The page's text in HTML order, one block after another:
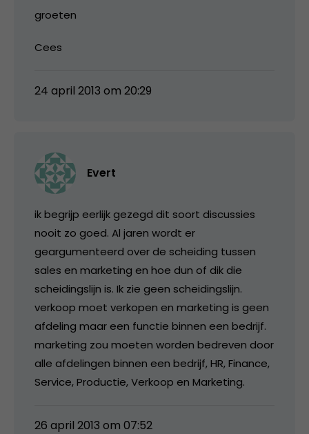
groeten
Cees
24 april 2013 om 20:29
Evert
ik begrijp eerlijk gezegd dit soort discussies
nooit zo goed. Al jaren wordt er
geargumenteerd over de scheiding tussen
sales en marketing en hoe dun of dik die
scheidingslijn is. Ik zie geen scheidingslijn.
verkoop moet verkopen en marketing is geen
afdeling maar een functie binnen een bedrijf.
marketing zou moeten worden bedreven door
alle afdelingen binnen een bedrijf, HR, Finance,
Service, Productie, Verkoop en Marketing.
26 april 2013 om 07:52